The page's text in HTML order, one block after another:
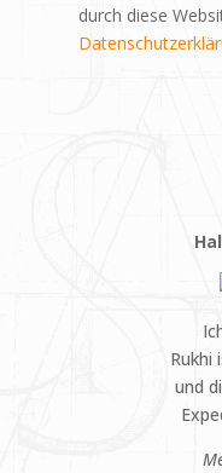
durch diese
Rukhi
und